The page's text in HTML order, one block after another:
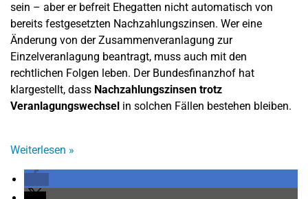
sein – aber er befreit Ehegatten nicht automatisch von
bereits festgesetzten Nachzahlungszinsen. Wer eine
Änderung von der Zusammenveranlagung zur
Einzelveranlagung beantragt, muss auch mit den
rechtlichen Folgen leben. Der Bundesfinanzhof hat
klargestellt, dass Nachzahlungszinsen trotz
Veranlagungswechsel in solchen Fällen bestehen bleiben.
Weiterlesen »